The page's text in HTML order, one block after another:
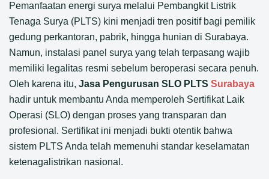
Pemanfaatan energi surya melalui Pembangkit Listrik
Tenaga Surya (PLTS) kini menjadi tren positif bagi pemilik
gedung perkantoran, pabrik, hingga hunian di Surabaya.
Namun, instalasi panel surya yang telah terpasang wajib
memiliki legalitas resmi sebelum beroperasi secara penuh.
Oleh karena itu, Jasa Pengurusan SLO PLTS Surabaya
hadir untuk membantu Anda memperoleh Sertifikat Laik
Operasi (SLO) dengan proses yang transparan dan
profesional. Sertifikat ini menjadi bukti otentik bahwa
sistem PLTS Anda telah memenuhi standar keselamatan
ketenagalistrikan nasional.